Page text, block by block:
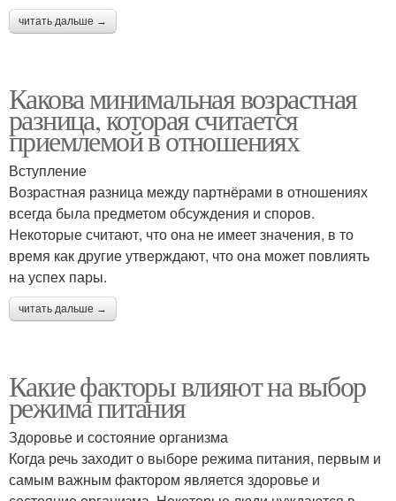
читать дальше →
Какова минимальная возрастная
разница, которая считается
приемлемой в отношениях
Вступление
Возрастная разница между партнёрами в отношениях
всегда была предметом обсуждения и споров.
Некоторые считают, что она не имеет значения, в то
время как другие утверждают, что она может повлиять
на успех пары.
читать дальше →
Какие факторы влияют на выбор
режима питания
Здоровье и состояние организма
Когда речь заходит о выборе режима питания, первым и
самым важным фактором является здоровье и